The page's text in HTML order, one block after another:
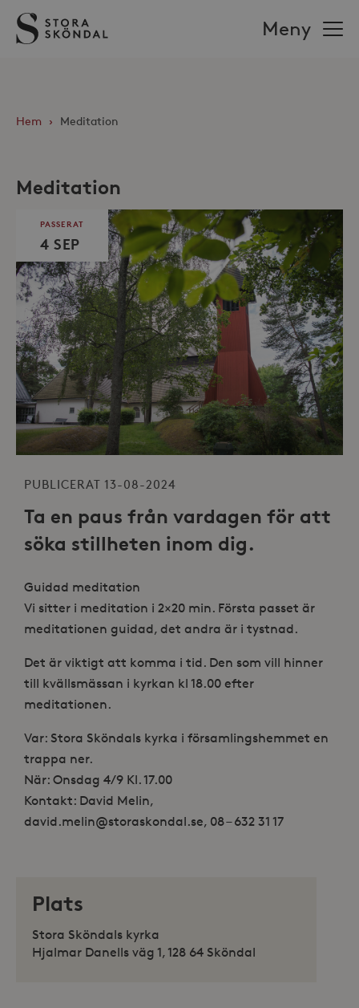
Stora
Sköndal
Meny
Hem › Meditation
Meditation
PASSERAT
4 SEP
PUBLICERAT 13-08-2024
Ta en paus från vardagen för att
söka stillheten inom dig.
Guidad meditation
Vi sitter i meditation i 2×20 min. Första passet är
meditationen guidad, det andra är i tystnad.
Det är viktigt att komma i tid. Den som vill hinner
till kvällsmässan i kyrkan kl 18.00 efter
meditationen.
Var: Stora Sköndals kyrka i församlingshemmet en
trappa ner.
När: Onsdag 4/9 Kl. 17.00
Kontakt: David Melin,
david.melin@storaskondal.se, 08 – 632 31 17
Plats
Stora Sköndals kyrka
Hjalmar Danells väg 1, 128 64 Sköndal